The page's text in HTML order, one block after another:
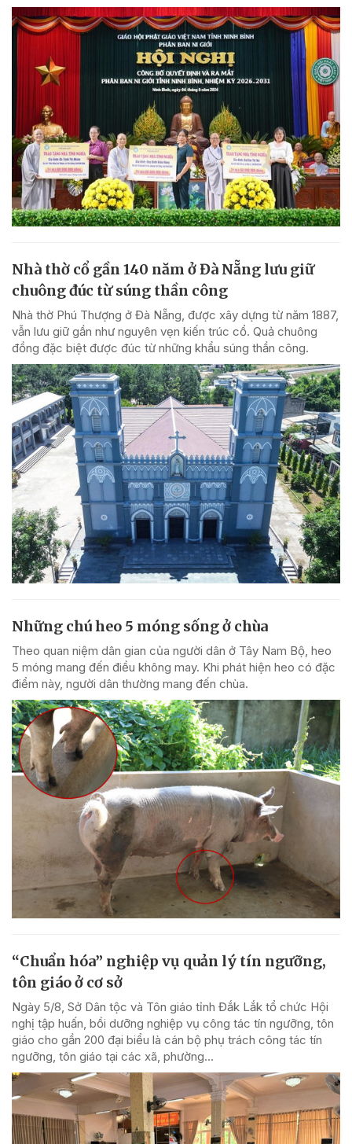
Nhà thờ cổ gần 140 năm ở Đà Nẵng lưu giữ
chuông đúc từ súng thần công
Nhà thờ Phú Thượng ở Đà Nẵng, được xây dựng từ năm 1887,
vẫn lưu giữ gần như nguyên vẹn kiến trúc cổ. Quả chuông
đồng đặc biệt được đúc từ những khẩu súng thần công.
Những chú heo 5 móng sống ở chùa
Theo quan niệm dân gian của người dân ở Tây Nam Bộ, heo
5 móng mang đến điều không may. Khi phát hiện heo có đặc
điểm này, người dân thường mang đến chùa.
“Chuẩn hóa” nghiệp vụ quản lý tín ngưỡng,
tôn giáo ở cơ sở
Ngày 5/8, Sở Dân tộc và Tôn giáo tỉnh Đắk Lắk tổ chức Hội
nghị tập huấn, bồi dưỡng nghiệp vụ công tác tín ngưỡng, tôn
giáo cho gần 200 đại biểu là cán bộ phụ trách công tác tín
ngưỡng, tôn giáo tại các xã, phường...